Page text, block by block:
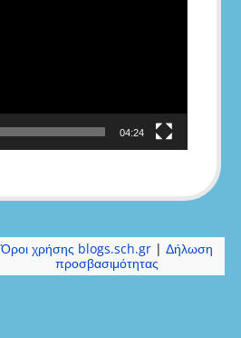
04:24
Όροι χρήσης blogs.sch.gr |Δήλωση
προσβασιμότητας